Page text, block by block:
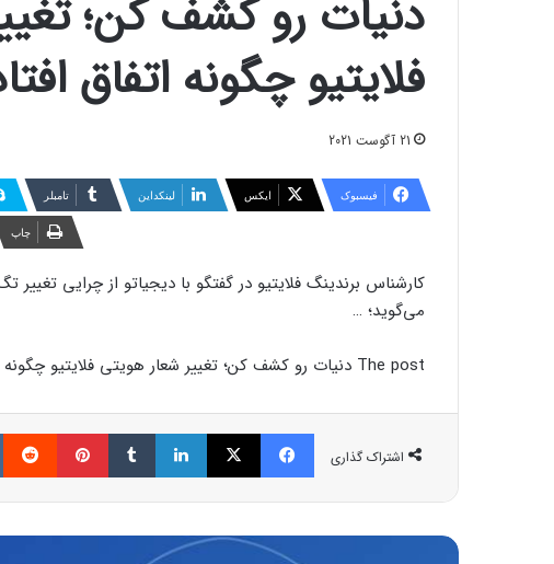
دنیات رو کشف کن؛
فلایتیو چگونه اتفاق
21 آگوست 2021
فیسبوک ایکس لینکداین تامبلر
چاپ
کارشناس برندینگ فلایتیو در گفتگو با دیجیاتو از چرایی
می‌گوید؛ …
The post دنیات رو کشف کن؛ تغییر شعار هویتی فلایتیو چگونه اتفاق افتاد؟ appeared first on دیجیاتو.
اشتراک گذاری
فیسبوک ایکس لینکداین تامبلر پینتریست Reddit